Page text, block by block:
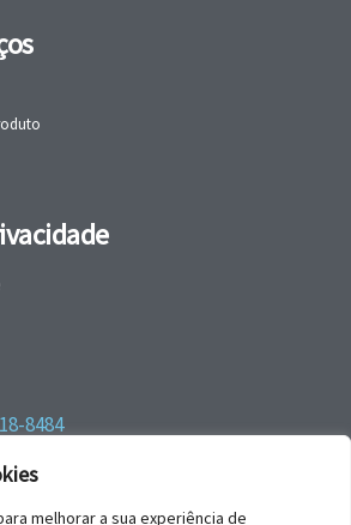
melhorar a sua experiência de
8484
99118-8484